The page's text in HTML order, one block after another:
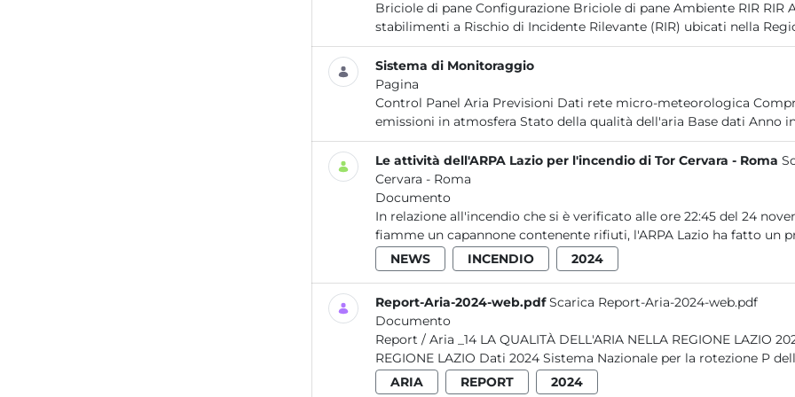
Briciole di pane Configurazione Briciole di pane Ambiente RIR
stabilimenti a Rischio di Incidente Rilevante (RIR) ubicati nella
Sistema di Monitoraggio
Pagina
Control Panel Aria Previsioni Dati rete micro-meteorologica
emissioni in atmosfera Stato della qualità dell'aria Base dati Anno
Le attività dell'ARPA Lazio per l'incendio di Tor Cervara - Roma
Cervara - Roma
Documento
In relazione all'incendio che si è verificato alle ore 22:45 del 24
fiamme un capannone contenente rifiuti, l'ARPA Lazio ha fatto un
NEWS
INCENDIO 2024
Report-Aria-2024-web.pdf Scarica Report-Aria-2024-web.pdf
Documento
Report / Aria _14 LA QUALITÀ DELL'ARIA NELLA REGIONE LAZIO 2024 2025 Report / Aria _14 LA QUALITÀ DELL'ARIA NELLA
REGIONE LAZIO Dati 2024 Sistema
ARIA
REPORT 2024